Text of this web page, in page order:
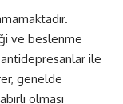
ve beslenme
antidepresanlar ile
genelde
olması